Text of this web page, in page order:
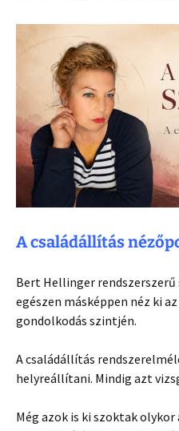
A családállítás
Bert Hellinger
egészen másképpen néz ki
gondolkodás szintjén.
A családállítás
helyreállítani. Mindig azt
Még azok is ki szoktak olykor